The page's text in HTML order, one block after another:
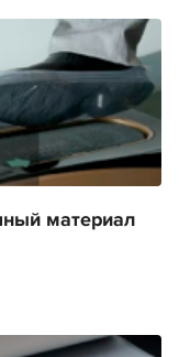
материал